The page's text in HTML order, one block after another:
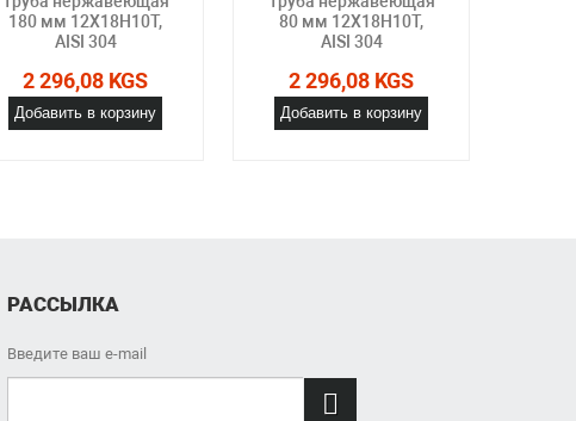
180 мм 12Х18Н10Т,
AISI 304
2 296,08 KGS
Добавить в корзину
80 мм 12Х18Н10Т,
AISI 304
2 296,08 KGS
Добавить в корзину
РАССЫЛКА
Введите ваш e-mail
